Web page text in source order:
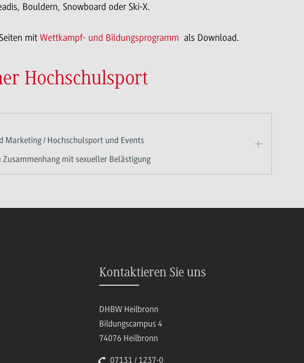
Bouldern, Snowboard oder Ski-X.
mit Wettkampf- und Bildungsprogramm als Download.
Hochschulsport
Marketing / Hochschulsport und Events
mit sexueller Belästigung
Kontaktieren Sie uns
DHBW Heilbronn
Bildungscampus 4
74076 Heilbronn
07131 / 1237-0